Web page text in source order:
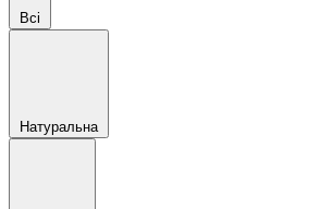
Всі
Натуральна